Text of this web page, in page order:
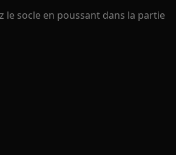
le socle en poussant dans la partie